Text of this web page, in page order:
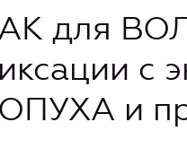
для
с
и